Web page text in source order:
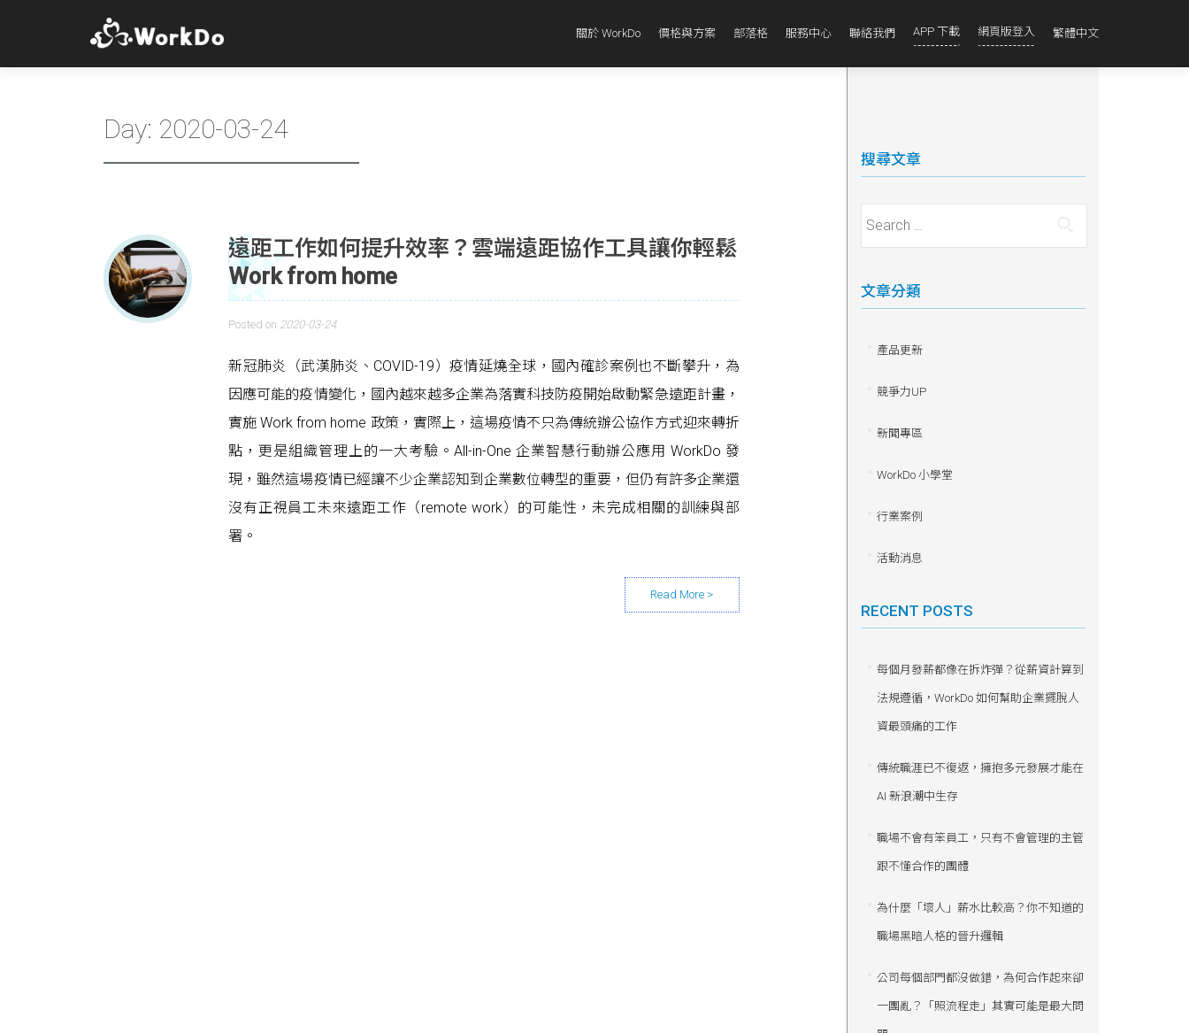
關於 WorkDo 價格與方案 部落格 服務中心 聯絡我們 APP 下載 網頁版登入 繁體中文
Day: 2020-03-24
遠距工作如何提升效率？雲端遠距協作工具讓你輕鬆
Work from home
Posted on 2020-03-24
新冠肺炎（武漢肺炎、COVID-19）疫情延燒全球，國內確診案例也不斷攀升，為
因應可能的疫情變化，國內越來越多企業為落實科技防疫開始啟動緊急遠距計畫，
實施 Work from home 政策，實際上，這場疫情不只為傳統辦公協作方式迎來轉折
點，更是組織管理上的一大考驗。All-in-One 企業智慧行動辦公應用 WorkDo 發
現，雖然這場疫情已經讓不少企業認知到企業數位轉型的重要，但仍有許多企業還
沒有正視員工未來遠距工作（remote work）的可能性，未完成相關的訓練與部
署。
搜尋文章
Search for:
文章分類
產品更新
競爭力UP
新聞專區
WorkDo 小學堂
行業案例
活動消息
RECENT POSTS
每個月發薪都像在拆炸彈？從薪資計算到
法規遵循，WorkDo 如何幫助企業擺脫人
資最頭痛的工作
傳統職涯已不復返，擁抱多元發展才能在
AI 新浪潮中生存
職場不會有笨員工，只有不會管理的主管
跟不懂合作的團體
為什麼「壞人」薪水比較高？你不知道的
職場黑暗人格的晉升邏輯
公司每個部門都沒做錯，為何合作起來卻
一團亂？「照流程走」其實可能是最大問